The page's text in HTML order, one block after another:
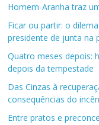
Homem-Aranha traz
Ficar ou partir: o
presidente de junta na
Quatro meses depois:
depois da tempestade
Das Cinzas à
consequências do
Entre pratos e